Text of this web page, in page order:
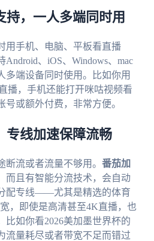
持，一人多端同时用
用手机、电脑、平板看直播
Android、iOS、Windows、mac
多端设备同时使用。比如你用
播，手机还能打开咪咕视频看
号或额外付费，非常方便。
专线加速保障流畅
流或者流量不够用。 番茄加
而且有智能分流技术，会自动
配专线——尤其是精选的体育
，即使是高清甚至4K直播，也
比如你看2026美加墨世界杯的
流量耗尽或者带宽不足而错过